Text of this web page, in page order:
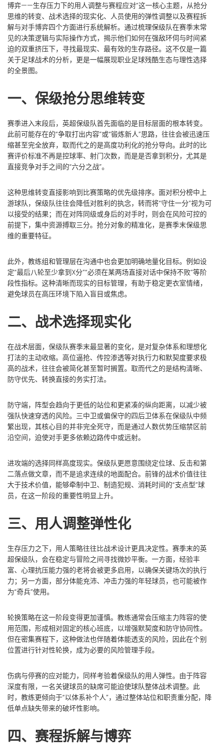
博弈——生存压力下的用人调整与赛程应对”这一核心主题，从抢分
思维的转变、战术选择的现实化、人员使用的弹性调整以及赛程拆
解与对手博弈四个方面进行系统解析。通过梳理保级队在赛季末常
见的决策逻辑与实际操作方式，揭示他们如何在强敌环伺与时间紧
迫的双重挤压下，寻找最现实、最有效的生存路径。这不仅是一篇
关于足球战术的分析，更是一幅展现职业足球残酷生态与理性选择
的全景图。
一、保级抢分思维转变
赛季进入末段后，英超保级队首先面临的是目标层面的根本转变。
此前可能存在的“争取打出内容”或“锻炼新人”思路，往往会被迅速压
缩甚至完全放弃，取而代之的是高度功利化的抢分导向。此时的比
赛评价标准不再是控球率、射门次数，而是是否拿到积分，尤其是
直接竞争对手之间的“六分之战”。
这种思维转变直接影响到比赛策略的优先级排序。面对积分榜中上
游球队，保级队往往会降低对胜利的执念，转而将“守住一分”视为可
以接受的结果；而在对阵同级或身后的对手时，则会在风险可控的
前提下，集中资源搏取三分。抢分对象的精准化，是赛季末保级思
维的重要特征。
此外，教练组和管理层在沟通中也会更加明确地量化目标。例如设
定“最后八轮至少拿到X分”“必须在某两场直接对话中保持不败”等阶
段性指标。这种清晰而现实的目标管理，有助于稳定更衣室情绪，
避免球员在高压环境下陷入盲目或焦虑。
二、战术选择现实化
在战术层面，保级队赛季末最显著的变化，是对复杂体系和理想化
打法的主动收缩。高位逼抢、传控渗透等对执行力和默契度要求极
高的战术，往往会被简化甚至暂时搁置。取而代之的是结构清晰、
防守优先、转换直接的务实打法。
防守端，阵型会趋向于更低的站位和更紧凑的纵向距离，以减少被
强队快速穿透的风险。三中卫或偏保守的四后卫体系在保级队中频
繁出现，其核心目的并非完全死守，而是通过人数优势压缩禁区前
沿空间，迫使对手更多依赖边路传中或远射。
进攻端的选择同样高度现实。保级队更愿意围绕定位球、反击和第
二落点做文章，而不是追求连续的地面配合。前锋的战术价值往往
大于技术价值，能够牵制中卫、制造犯规、消耗时间的“支点型”球
员，在这一阶段的重要性明显上升。
三、用人调整弹性化
生存压力之下，用人策略往往比战术设计更具决定性。赛季末的英
超保级队，会在稳定与冒险之间寻找微妙平衡。一方面，经验丰
富、心理抗压能力强的老将会被更多启用，以确保关键场次的执行
力；另一方面，部分体能充沛、冲击力强的年轻球员，也可能被作
为“奇兵”使用。
轮换策略在这一阶段变得更加谨慎。教练通常会压缩主力阵容的使
用范围，形成相对固定的核心班底，以增强默契度和防守协同性。
但在密集赛程下，这种做法也伴随着体能透支的风险，因此在个别
位置进行针对性轮换，成为必要的风险管理手段。
伤病与停赛的应对能力，同样考验着保级队的用人弹性。由于阵容
深度有限，一名关键球员的缺席可能迫使球队整体战术调整。此
时，教练更倾向于“以体系补个人”，通过整体站位和职责重分配，降
低单点缺失带来的破坏性影响。
四、赛程拆解与博弈